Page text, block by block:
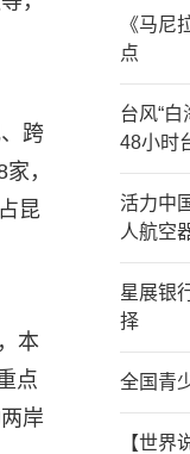
跨
，
昆
本
点
岸
《马尼
点
台风“
48小时
活力中
人航空
星展银
择
全国青
【世界